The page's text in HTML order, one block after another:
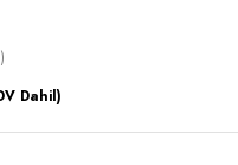
Dahil)